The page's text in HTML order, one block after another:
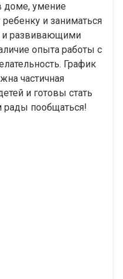
умение
и заниматься
и развивающими
опыта работы с
График
частичная
и готовы стать
пообщаться!